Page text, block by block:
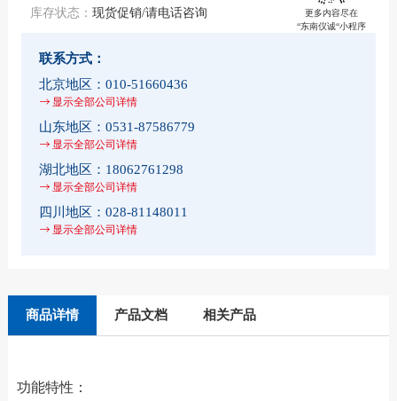
更多内容尽在
“东南仪诚“小程序
库存状态： 现货促销/请电话咨询
联系方式：
北京地区： 010-51660436
显示全部公司详情
山东地区： 0531-87586779
显示全部公司详情
湖北地区： 18062761298
显示全部公司详情
四川地区： 028-81148011
显示全部公司详情
商品详情 产品文档 相关产品
功能特性：